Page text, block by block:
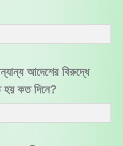
আদেশের বিরুদ্ধে
হয় কত দিনে?